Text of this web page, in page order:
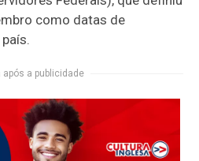
como datas de
após a publicidade